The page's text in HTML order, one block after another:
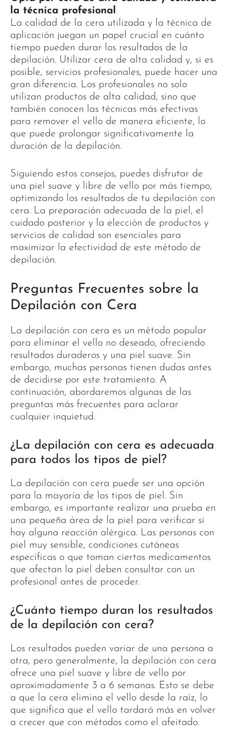
la técnica profesional
La calidad de la cera utilizada y la técnica de
aplicación juegan un papel crucial en cuánto
tiempo pueden durar los resultados de la
depilación. Utilizar cera de alta calidad y, si es
posible, servicios profesionales, puede hacer una
gran diferencia. Los profesionales no solo
utilizan productos de alta calidad, sino que
también conocen las técnicas más efectivas
para remover el vello de manera eficiente, lo
que puede prolongar significativamente la
duración de la depilación.
Siguiendo estos consejos, puedes disfrutar de
una piel suave y libre de vello por más tiempo,
optimizando los resultados de tu depilación con
cera. La preparación adecuada de la piel, el
cuidado posterior y la elección de productos y
servicios de calidad son esenciales para
maximizar la efectividad de este método de
depilación.
Preguntas Frecuentes sobre la
Depilación con Cera
La depilación con cera es un método popular
para eliminar el vello no deseado, ofreciendo
resultados duraderos y una piel suave. Sin
embargo, muchas personas tienen dudas antes
de decidirse por este tratamiento. A
continuación, abordaremos algunas de las
preguntas más frecuentes para aclarar
cualquier inquietud.
¿La depilación con cera es adecuada
para todos los tipos de piel?
La depilación con cera puede ser una opción
para la mayoría de los tipos de piel. Sin
embargo, es importante realizar una prueba en
una pequeña área de la piel para verificar si
hay alguna reacción alérgica. Las personas con
piel muy sensible, condiciones cutáneas
específicas o que toman ciertos medicamentos
que afectan la piel deben consultar con un
profesional antes de proceder.
¿Cuánto tiempo duran los resultados
de la depilación con cera?
Los resultados pueden variar de una persona a
otra, pero generalmente, la depilación con cera
ofrece una piel suave y libre de vello por
aproximadamente 3 a 6 semanas. Esto se debe
a que la cera elimina el vello desde la raíz, lo
que significa que el vello tardará más en volver
a crecer que con métodos como el afeitado.